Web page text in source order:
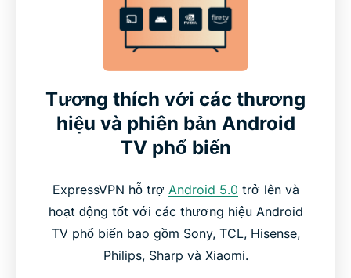
Tương thích với các thương
hiệu và phiên bản Android
TV phổ biến
ExpressVPN hỗ trợ Android 5.0 trở lên và
hoạt động tốt với các thương hiệu Android
TV phổ biến bao gồm Sony, TCL, Hisense,
Philips, Sharp và Xiaomi.